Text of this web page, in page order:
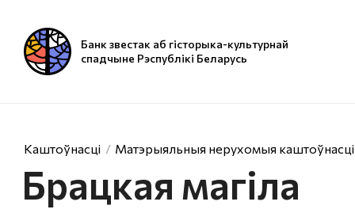
Банк звестак аб гісторыка-культурнай
спадчыне Рэспублікі Беларусь
Каштоўнасці Матэрыяльныя нерухомыя каштоўнасці
Брацкая магіла